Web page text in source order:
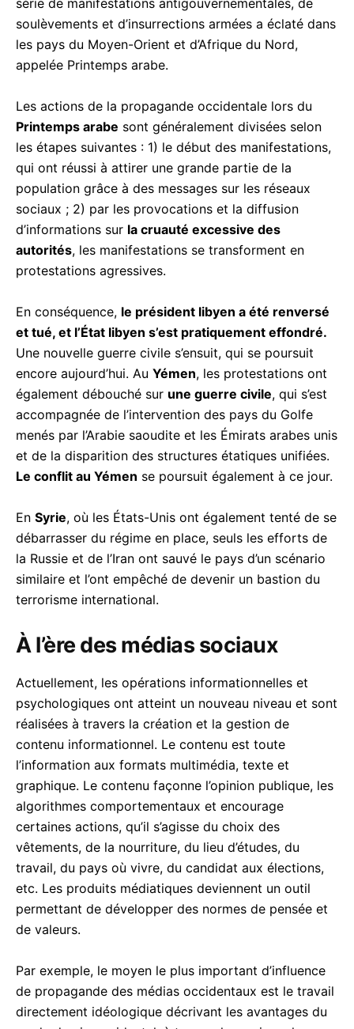
soulèvements et d’insurrections armées a éclaté dans
les pays du Moyen-Orient et d’Afrique du Nord,
appelée Printemps arabe.
Les actions de la propagande occidentale lors du
Printemps arabe sont généralement divisées selon
les étapes suivantes : 1) le début des manifestations,
qui ont réussi à attirer une grande partie de la
population grâce à des messages sur les réseaux
sociaux ; 2) par les provocations et la diffusion
d’informations sur la cruauté excessive des
autorités, les manifestations se transforment en
protestations agressives.
En conséquence, le président libyen a été renversé
et tué, et l’État libyen s’est pratiquement effondré.
Une nouvelle guerre civile s’ensuit, qui se poursuit
encore aujourd’hui. Au Yémen, les protestations ont
également débouché sur une guerre civile, qui s’est
accompagnée de l’intervention des pays du Golfe
menés par l’Arabie saoudite et les Émirats arabes unis
et de la disparition des structures étatiques unifiées.
Le conflit au Yémen se poursuit également à ce jour.
En Syrie, où les États-Unis ont également tenté de se
débarrasser du régime en place, seuls les efforts de
la Russie et de l’Iran ont sauvé le pays d’un scénario
similaire et l’ont empêché de devenir un bastion du
terrorisme international.
À l’ère des médias sociaux
Actuellement, les opérations informationnelles et
psychologiques ont atteint un nouveau niveau et sont
réalisées à travers la création et la gestion de
contenu informationnel. Le contenu est toute
l’information aux formats multimédia, texte et
graphique. Le contenu façonne l’opinion publique, les
algorithmes comportementaux et encourage
certaines actions, qu’il s’agisse du choix des
vêtements, de la nourriture, du lieu d’études, du
travail, du pays où vivre, du candidat aux élections,
etc. Les produits médiatiques deviennent un outil
permettant de développer des normes de pensée et
de valeurs.
Par exemple, le moyen le plus important d’influence
de propagande des médias occidentaux est le travail
directement idéologique décrivant les avantages du